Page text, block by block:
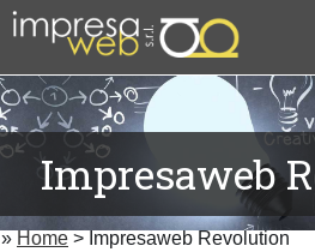
Impresaweb
» Home > Impresaweb Revolution